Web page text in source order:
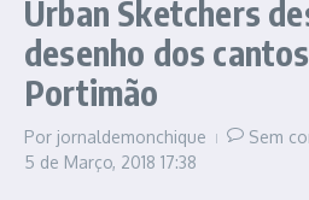
Urban Sketchers
desenho dos
Portimão
Por jornaldemonchique
Sem
5 de Março, 2018 17:38